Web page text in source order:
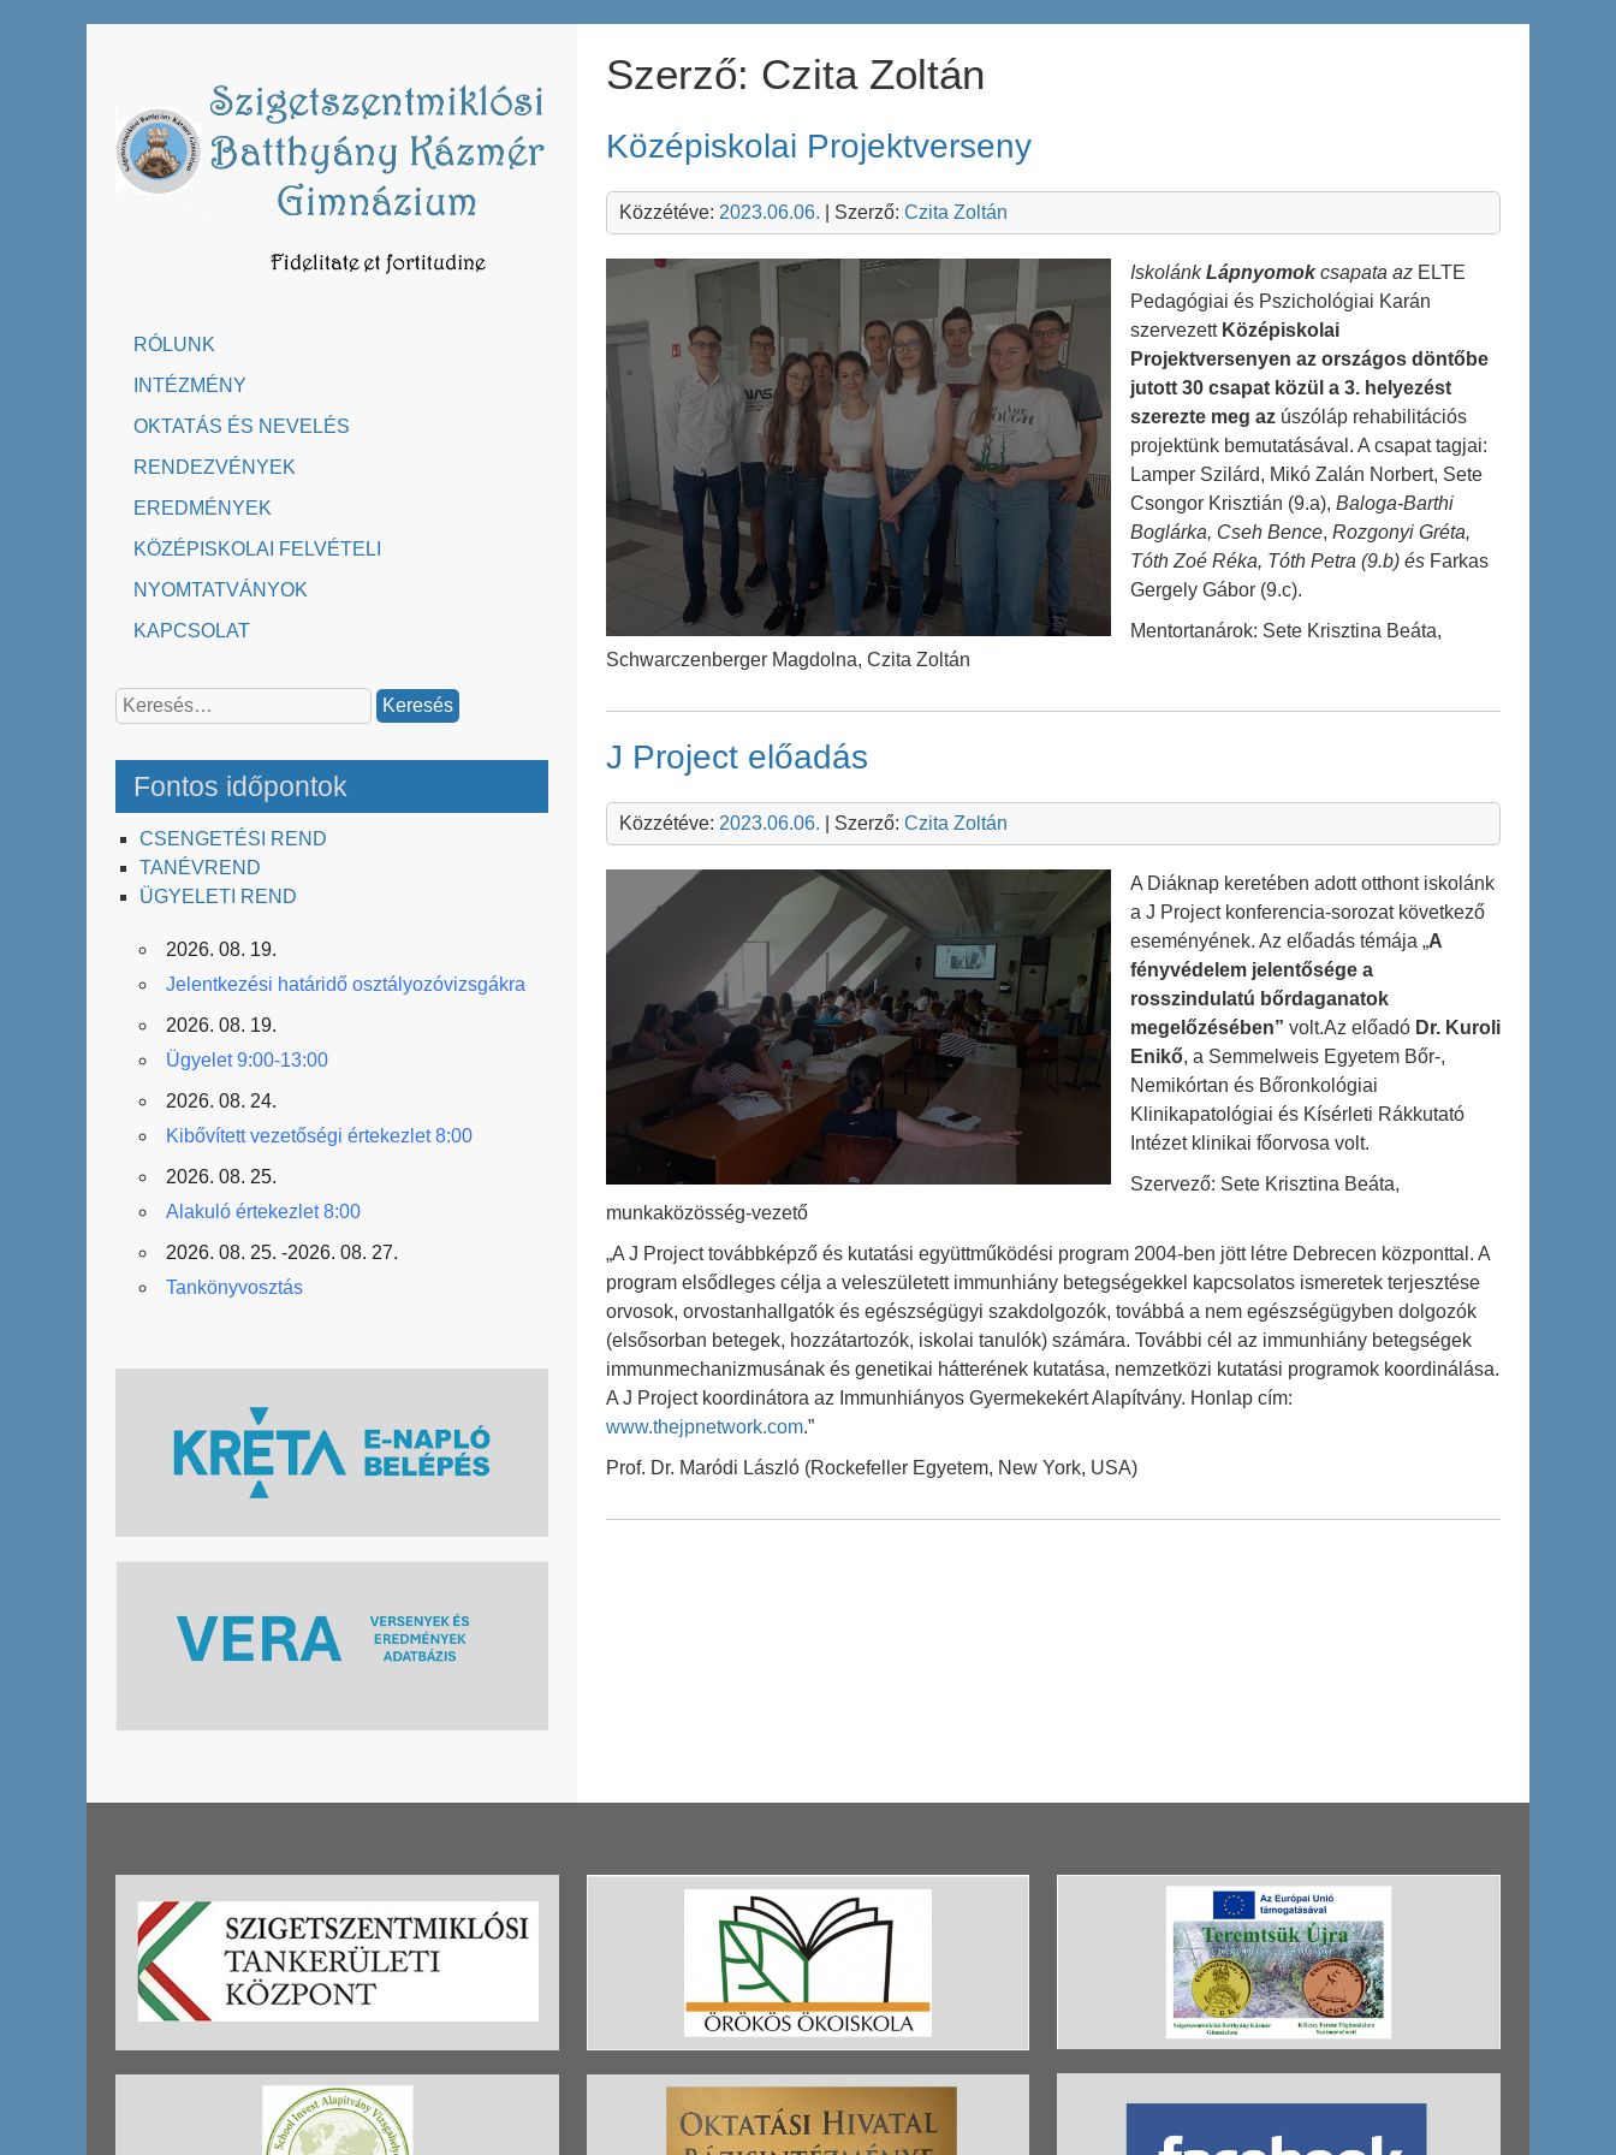
RÓLUNK
INTÉZMÉNY
OKTATÁS ÉS NEVELÉS
RENDEZVÉNYEK
EREDMÉNYEK
KÖZÉPISKOLAI FELVÉTELI
NYOMTATVÁNYOK
KAPCSOLAT
Keresés:
Fontos időpontok
CSENGETÉSI REND
TANÉVREND
ÜGYELETI REND
2026. 08. 19.
Jelentkezési határidő osztályozóvizsgákra
2026. 08. 19.
Ügyelet 9:00-13:00
2026. 08. 24.
Kibővített vezetőségi értekezlet 8:00
2026. 08. 25.
Alakuló értekezlet 8:00
2026. 08. 25. -2026. 08. 27.
Tankönyvosztás
Szerző: Czita Zoltán
Középiskolai Projektverseny
Közzétéve: 2023.06.06. | Szerző: Czita Zoltán
IskolánkLápnyomokcsapata az ELTE
Pedagógiai és Pszichológiai Karán
szervezett Középiskolai
Projektversenyen az országos döntőbe
jutott 30 csapat közül a 3. helyezést
szerezte meg az úszóláp rehabilitációs
projektünk bemutatásával. A csapat tagjai:
Lamper Szilárd, Mikó Zalán Norbert, Sete
Csongor Krisztián (9.a), Baloga-Barthi
Boglárka, Cseh Bence, Rozgonyi Gréta,
Tóth Zoé Réka, Tóth Petra (9.b) és Farkas
Gergely Gábor (9.c).
Mentortanárok: Sete Krisztina Beáta,
Schwarczenberger Magdolna, Czita Zoltán
J Project előadás
Közzétéve: 2023.06.06. | Szerző: Czita Zoltán
A Diáknap keretében adott otthont iskolánk
a J Project konferencia-sorozat következő
eseményének. Az előadás témája „A
fényvédelem jelentősége a
rosszindulatú bőrdaganatok
megelőzésében” volt.Az előadó Dr. Kuroli
Enikő, a Semmelweis Egyetem Bőr-,
Nemikórtan és Bőronkológiai
Klinikapatológiai és Kísérleti Rákkutató
Intézet klinikai főorvosa volt.
Szervező: Sete Krisztina Beáta,
munkaközösség-vezető
„A J Project továbbképző és kutatási együttműködési program 2004-ben jött létre Debrecen központtal. A
program elsődleges célja a veleszületett immunhiány betegségekkel kapcsolatos ismeretek terjesztése
orvosok, orvostanhallgatók és egészségügyi szakdolgozók, továbbá a nem egészségügyben dolgozók
(elsősorban betegek, hozzátartozók, iskolai tanulók) számára. További cél az immunhiány betegségek
immunmechanizmusának és genetikai hátterének kutatása, nemzetközi kutatási programok koordinálása.
A J Project koordinátora az Immunhiányos Gyermekekért Alapítvány. Honlap cím:
www.thejpnetwork.com.”
Prof. Dr. Maródi László (Rockefeller Egyetem, New York, USA)